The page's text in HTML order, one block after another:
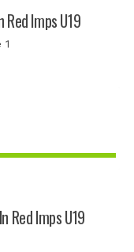
Imps U19
1
Red Imps U19